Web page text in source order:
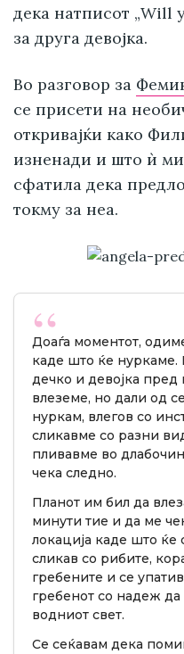
дека натписот „Will
за друга девојка.
Во разговор за
се присети на
откривајќи како
изненади и што ѝ
сфатила дека
токму за неа.
Доаѓа моментот,
каде што ќе нуркаме.
дечко и девојка пред
влеземе, но дали од
нуркам, влегов со
сликавме со разни
пливавме во
чека следно.
Планот им бил да
минути тие и да ме
локација каде што ќе
сликав со рибите,
гребените и се
гребенот со надеж
водниот свет.
Се сеќавам дека